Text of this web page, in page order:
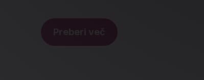
Preberi več